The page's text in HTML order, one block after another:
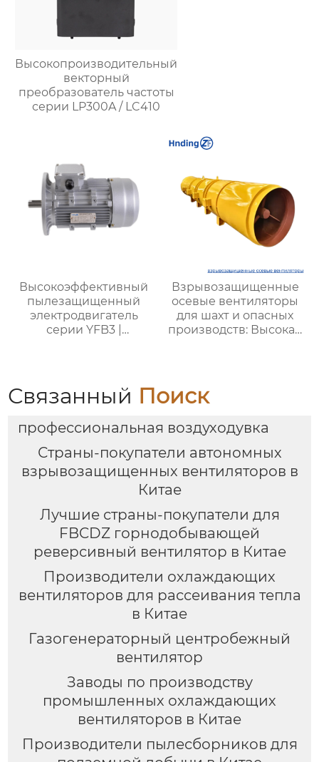
Высокопроизводительный
векторный
преобразователь частоты
серии LP300A / LC410
Высокоэффективный
пылезащищенный
электродвигатель
серии YFB3 |
Взрывозащищенные
осевые вентиляторы
для шахт и опасных
производств: Высокая
Связанный Поиск
профессиональная воздуходувка
Страны-покупатели автономных
взрывозащищенных вентиляторов в
Китае
Лучшие страны-покупатели для
FBCDZ горнодобывающей
реверсивный вентилятор в Китае
Производители охлаждающих
вентиляторов для рассеивания тепла
в Китае
Газогенераторный центробежный
вентилятор
Заводы по производству
промышленных охлаждающих
вентиляторов в Китае
Производители пылесборников для